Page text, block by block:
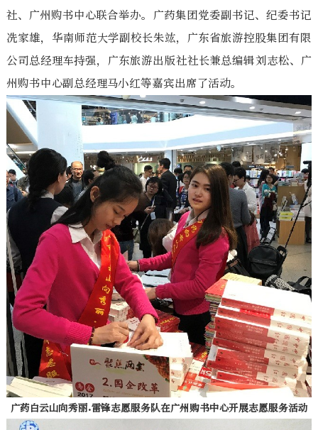
社、广州购书中心联合举办。广药集团党委副书记、纪委书记
冼家雄，华南师范大学副校长朱竑，广东省旅游控股集团有限
公司总经理车持强，广东旅游出版社社长兼总编辑刘志松、广
州购书中心副总经理马小红等嘉宾出席了活动。
广药白云山向秀丽.雷锋志愿服务队在广州购书中心开展志愿服务活动